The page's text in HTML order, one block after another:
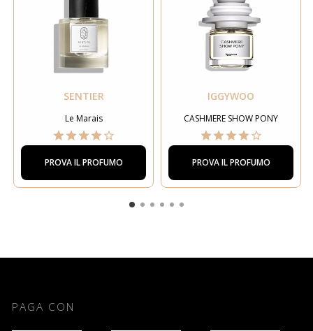
SENTIER
Le Marais
PROVA IL PROFUMO
IGGYWOO
CASHMERE SHOW PONY
PROVA IL PROFUMO
PAGA CON